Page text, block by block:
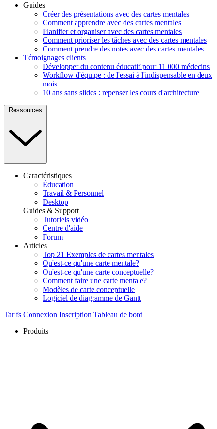
Guides
Créer des présentations avec des cartes mentales
Comment apprendre avec des cartes mentales
Planifier et organiser avec des cartes mentales
Comment prioriser les tâches avec des cartes mentales
Comment prendre des notes avec des cartes mentales
Témoignages clients
Développer du contenu éducatif pour 11 000 médecins
Workflow d'équipe : de l'essai à l'indispensable en deux
mois
10 ans sans slides : repenser les cours d'architecture
Ressources
Caractéristiques
Éducation
Travail & Personnel
Desktop
Guides & Support
Tutoriels vidéo
Centre d'aide
Forum
Articles
Top 21 Exemples de cartes mentales
Qu'est-ce qu'une carte mentale?
Qu'est-ce qu'une carte conceptuelle?
Comment faire une carte mentale?
Modèles de carte conceptuelle
Logiciel de diagramme de Gantt
Tarifs Connexion Inscription Tableau de bord
Produits